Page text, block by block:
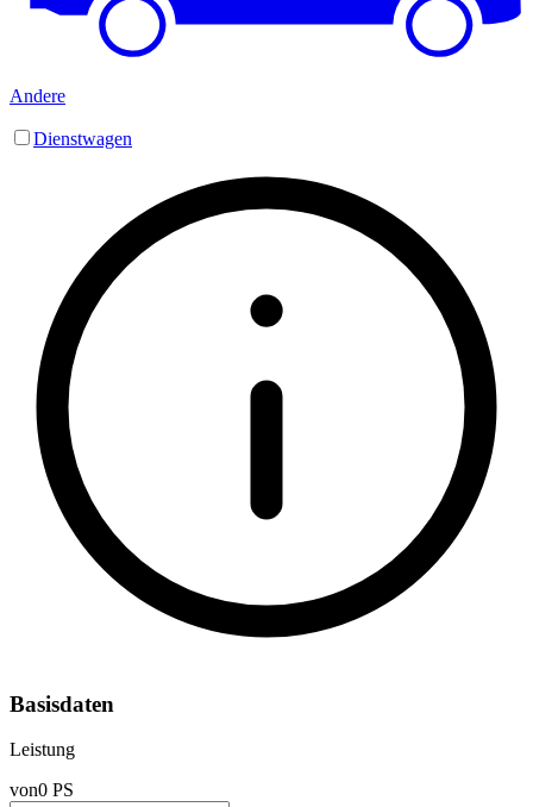
Andere
Dienstwagen
Basisdaten
Leistung
von0 PS